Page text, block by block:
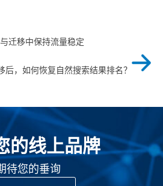
迁移中保持流量稳定
后，如何恢复自然搜索结果排名？
的线上品牌
待您的垂询